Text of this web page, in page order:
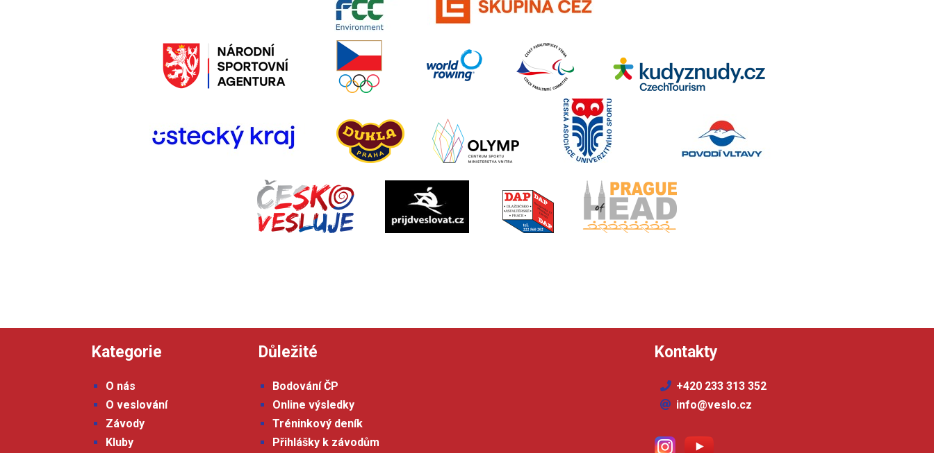
Kategorie
O nás
O veslování
Závody
Kluby
Důležité
Bodování ČP
Online výsledky
Tréninkový deník
Přihlášky k závodům
Kontakty
+420 233 313 352
info@veslo.cz